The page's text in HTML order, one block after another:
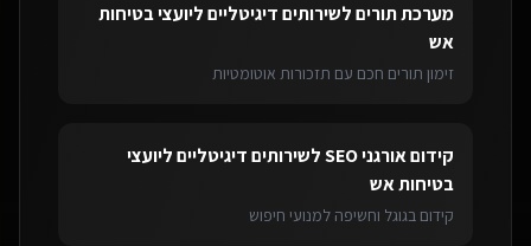
מערכת תוריםלשירותים דיגיטליים ליועצי בטיחות
אש
זימון תורים חכם עם תזכורות אוטומטיות
קידום אורגני SEO לשירותים דיגיטליים ליועצי
בטיחות אש
קידום בגוגל וחשיפה למנועי חיפוש